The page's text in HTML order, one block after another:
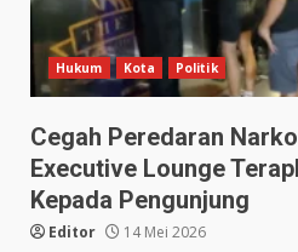
Hukum Kota Politik
Cegah Peredaran
Executive Lounge
Kepada Pengunjung
Editor 14 Mei 2026